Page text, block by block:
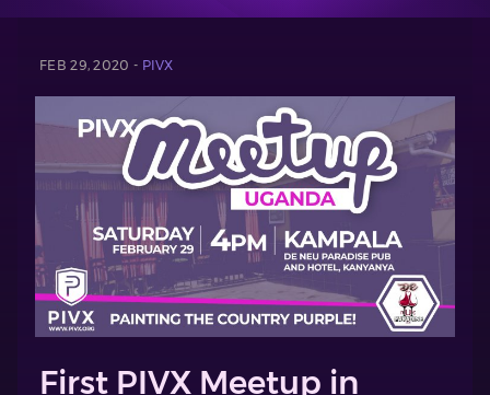
FEB 29, 2020 - PIVX
First PIVX Meetup in